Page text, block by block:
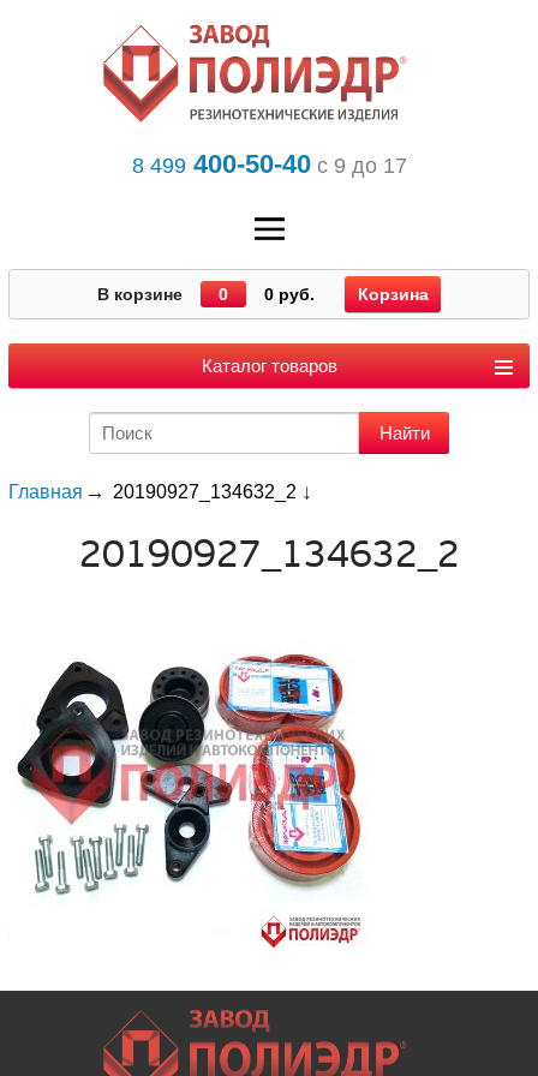
8 499400-50-40с 9 до 17
В корзине 0 0 руб. Корзина
Каталог товаров
Главная 20190927_134632_2
20190927_134632_2